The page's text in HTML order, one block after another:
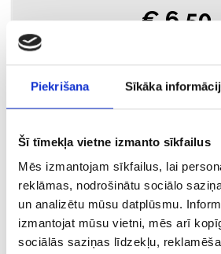
Piekrišana Sīkāka
Šī tīmekļa vietne izmanto sīkfailus
Mēs izmantojam sīkfailus, lai
reklāmas, nodrošinātu sociālo
un analizētu mūsu datplūsmu.
izmantojat mūsu vietni, mēs arī
sociālās saziņas līdzekļu,
€ 6.50
ДОБАВИТЬ В